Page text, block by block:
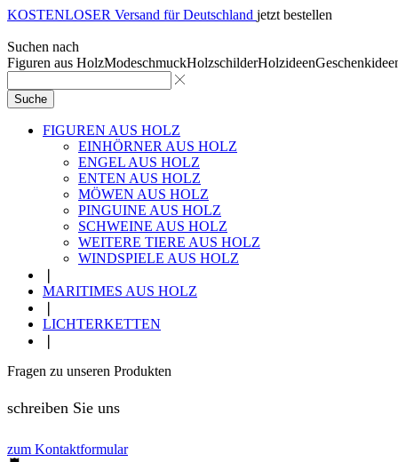
KOSTENLOSER Versand für Deutschland jetzt bestellen
Suchen nach
Figuren aus HolzModeschmuckHolzschilderHolzideen
Suche
FIGUREN AUS HOLZ
EINHÖRNER AUS HOLZ
ENGEL AUS HOLZ
ENTEN AUS HOLZ
MÖWEN AUS HOLZ
PINGUINE AUS HOLZ
SCHWEINE AUS HOLZ
WEITERE TIERE AUS HOLZ
WINDSPIELE AUS HOLZ
MARITIMES AUS HOLZ
LICHTERKETTEN
Fragen zu unseren Produkten
schreiben Sie uns
zum Kontaktformular